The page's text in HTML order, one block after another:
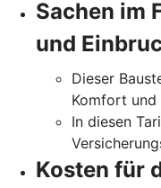
Sachen im
und
Dieser
Komfort und
In diesen
Kosten für